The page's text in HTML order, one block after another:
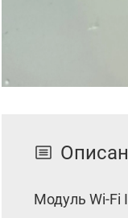
Модуль Wi-Fi